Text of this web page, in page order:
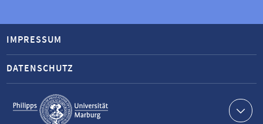
Service-
Navigation
IMPRESSUM
DATENSCHUTZ